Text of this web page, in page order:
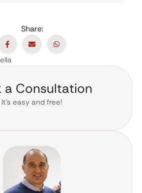
Share:
a Consultation
It’s easy and free!